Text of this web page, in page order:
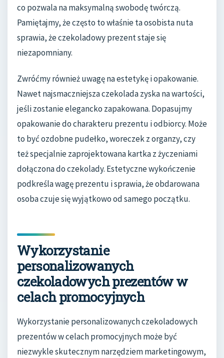
co pozwala na maksymalną swobodę twórczą.
Pamiętajmy, że często to właśnie ta osobista nuta
sprawia, że czekoladowy prezent staje się
niezapomniany.
Zwróćmy również uwagę na estetykę i opakowanie.
Nawet najsmaczniejsza czekolada zyska na wartości,
jeśli zostanie elegancko zapakowana. Dopasujmy
opakowanie do charakteru prezentu i odbiorcy. Może
to być ozdobne pudełko, woreczek z organzy, czy
też specjalnie zaprojektowana kartka z życzeniami
dołączona do czekolady. Estetyczne wykończenie
podkreśla wagę prezentu i sprawia, że obdarowana
osoba czuje się wyjątkowo od samego początku.
Wykorzystanie
personalizowanych
czekoladowych prezentów w
celach promocyjnych
Wykorzystanie personalizowanych czekoladowych
prezentów w celach promocyjnych może być
niezwykle skutecznym narzędziem marketingowym,